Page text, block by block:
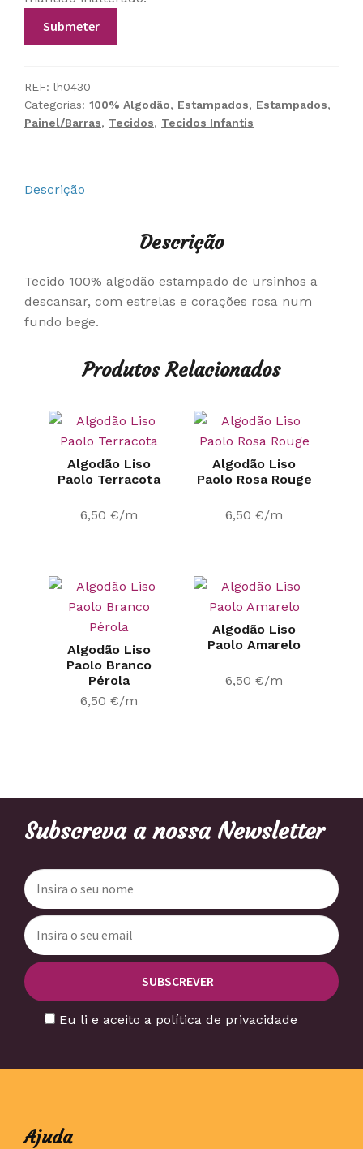
REF: lh0430
Categorias: 100% Algodão, Estampados, Estampados,
Painel/Barras, Tecidos, Tecidos Infantis
Descrição
Descrição
Tecido 100% algodão estampado de ursinhos a
descansar, com estrelas e corações rosa num
fundo bege.
Produtos Relacionados
Algodão Liso
Paolo Terracota
6,50 €/m
Algodão Liso
Paolo Rosa Rouge
6,50 €/m
Algodão Liso
Paolo Branco
Pérola
6,50 €/m
Algodão Liso
Paolo Amarelo
6,50 €/m
Subscreva a nossa Newsletter
Eu li e aceito a política de privacidade
Ajuda